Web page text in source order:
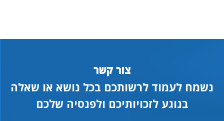
צור קשר
נשמח לעמוד לרשותכם בכל נושא או שאלה
בנוגע לזכויותיכם ולפנסיה שלכם